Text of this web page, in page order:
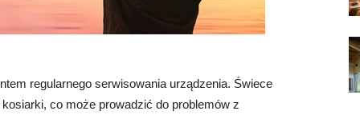
regularnego serwisowania urządzenia. Świece
co może prowadzić do problemów z